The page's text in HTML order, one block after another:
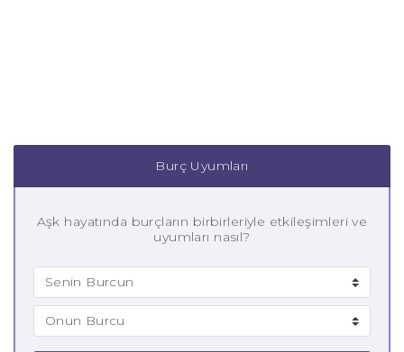
Burç Uyumları
Aşk hayatında burçların birbirleriyle etkileşimleri ve
uyumları nasıl?